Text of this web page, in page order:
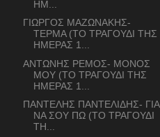
ΗΜ...
ΓΙΩΡΓΟΣ ΜΑΖΩΝΑΚΗΣ-
ΤΕΡΜΑ (ΤΟ ΤΡΑΓΟΥΔΙ ΤΗΣ
ΗΜΕΡΑΣ 1...
ΑΝΤΩΝΗΣ ΡΕΜΟΣ- ΜΟΝΟΣ
ΜΟΥ (ΤΟ ΤΡΑΓΟΥΔΙ ΤΗΣ
ΗΜΕΡΑΣ 1...
ΠΑΝΤΕΛΗΣ ΠΑΝΤΕΛΙΔΗΣ- ΓΙΑ
ΝΑ ΣΟΥ ΠΩ (ΤΟ ΤΡΑΓΟΥΔΙ
ΤΗ...